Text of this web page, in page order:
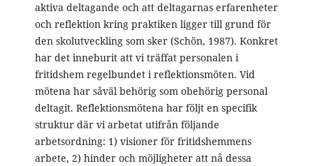
aktiva deltagande och att deltagarnas erfarenheter
och reflektion kring praktiken ligger till grund för
den skolutveckling som sker (Schön, 1987). Konkret
har det inneburit att vi träffat personalen i
fritidshem regelbundet i reflektionsmöten. Vid
mötena har såväl behörig som obehörig personal
deltagit. Reflektionsmötena har följt en specifik
struktur där vi arbetat utifrån följande
arbetsordning: 1) visioner för fritidshemmens
arbete, 2) hinder och möjligheter att nå dessa